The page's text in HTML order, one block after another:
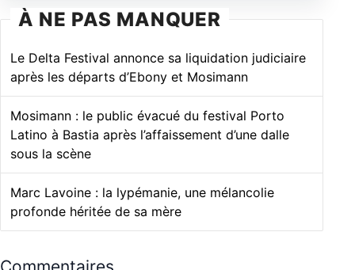
À NE PAS MANQUER
Le Delta Festival annonce sa liquidation judiciaire
après les départs d’Ebony et Mosimann
Mosimann : le public évacué du festival Porto
Latino à Bastia après l’affaissement d’une dalle
sous la scène
Marc Lavoine : la lypémanie, une mélancolie
profonde héritée de sa mère